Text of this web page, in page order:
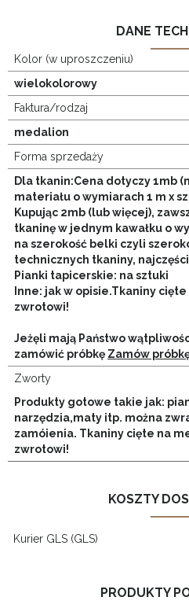
DANE
Kolor (w uproszczeniu)
wielokolorowy
Faktura/rodzaj
medalion
Forma sprzedaży
Dla tkanin:Cena dotyczy 1mb
materiału o wymiarach 1 m x
Kupując 2mb (lub więcej),
tkaninę w jednym kawałku o
na szerokość belki czyli
technicznych tkaniny,
Pianki tapicerskie: na sztuki
Inne: jak w opisie.Tkaniny
zwrotowi!
Jeżęli mają Państwo
zamówić próbkę Zamów
Zworty
Produkty gotowe takie jak:
narzędzia,maty itp. można
zamóienia. Tkaniny cięte na
zwrotowi!
KOSZTY
Kurier GLS (GLS)
PRODUKTY